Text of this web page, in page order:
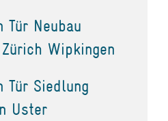
Tür Neubau
Wipkingen
Tür Siedlung
Uster